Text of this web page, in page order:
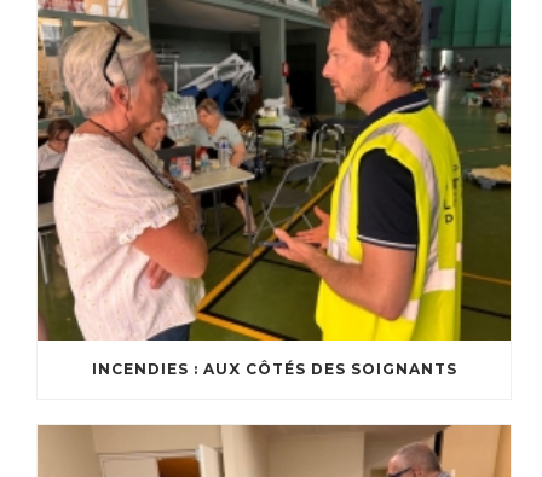
INCENDIES : AUX CÔTÉS DES SOIGNANTS